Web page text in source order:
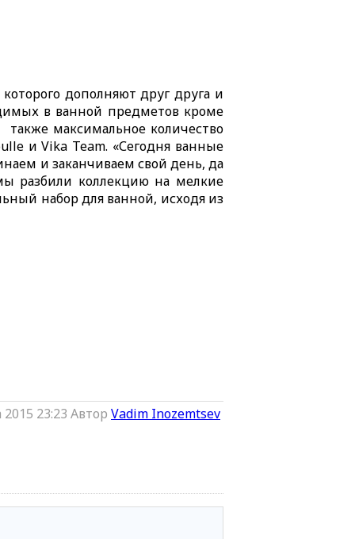
дополняют друг друга и
в ванной предметов кроме
максимальное количество
и Vika Team. «Сегодня ванные
и заканчиваем свой день, да
разбили коллекцию на мелкие
набор для ванной, исходя из
23:23 Автор Vadim Inozemtsev